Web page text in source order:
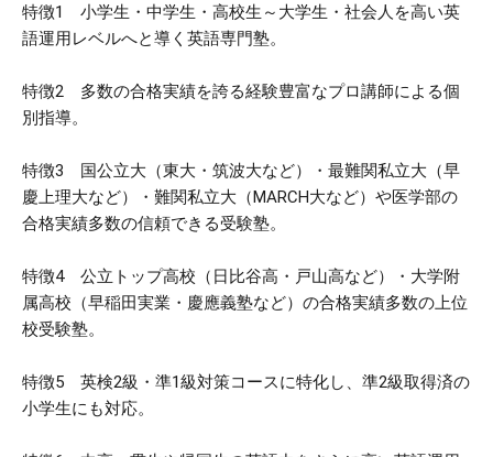
特徴1 小学生・中学生・高校生～大学生・社会人を高い英
語運用レベルへと導く英語専門塾。
特徴2 多数の合格実績を誇る経験豊富なプロ講師による個
別指導。
特徴3 国公立大（東大・筑波大など）・最難関私立大（早
慶上理大など）・難関私立大（MARCH大など）や医学部の
合格実績多数の信頼できる受験塾。
特徴4 公立トップ高校（日比谷高・戸山高など）・大学附
属高校（早稲田実業・慶應義塾など）の合格実績多数の上位
校受験塾。
特徴5 英検2級・準1級対策コースに特化し、準2級取得済の
小学生にも対応。